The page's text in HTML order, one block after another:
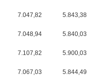
7.047,82 5.843,38
7.048,94 5.840,03
7.107,82 5.900,03
7.067,03 5.844,49